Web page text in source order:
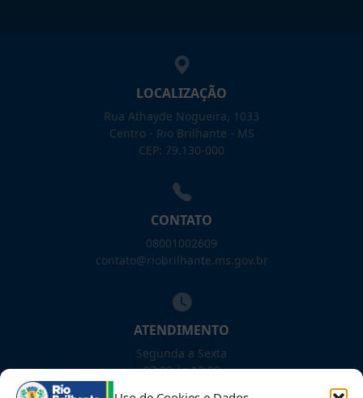
LOCALIZAÇÃO
Rua Athayde Nogueira, 1033
Centro - Rio Brilhante - MS
CEP: 79.130-000
CONTATO
08001002609
contato@riobrilhante.ms.gov.br
ATENDIMENTO
Segunda a Sexta
07:00 às 13:00